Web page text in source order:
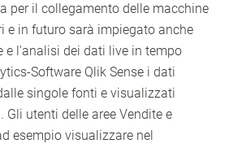
per il collegamento delle macchine
e in futuro sarà impiegato anche
e l'analisi dei dati live in tempo
Software Qlik Sense i dati
singole fonti e visualizzati
Gli utenti delle aree Vendite e
esempio visualizzare nel